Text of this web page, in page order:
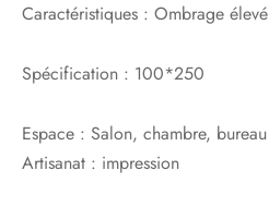
Caractéristiques : Ombrage élevé
Spécification : 100*250
Espace : Salon, chambre, bureau
Artisanat : impression